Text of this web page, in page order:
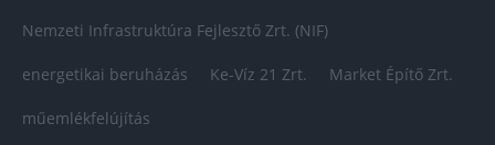
Nemzeti Infrastruktúra Fejlesztő Zrt. (NIF)
energetikai beruházás Ke-Víz 21 Zrt. Market Építő Zrt.
műemlékfelújítás